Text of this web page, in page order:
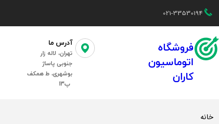
021-33530194
فروشگاه
اتوماسیون
کاران
آدرس ما
تهران، لاله زار
جنوبی پاساژ
بوشهری، ط همکف
خانه